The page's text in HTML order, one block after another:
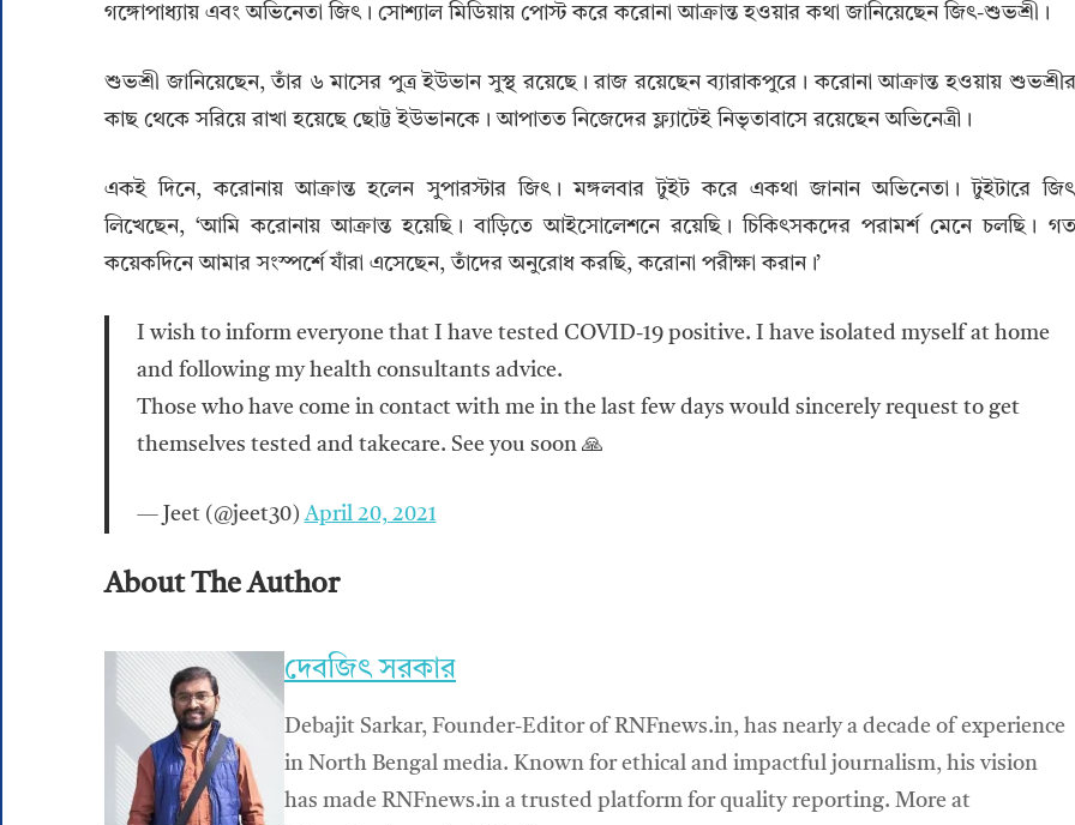
গঙ্গোপাধ্যায় এবং অভিনেতা জিৎ। সোশ্যাল মিডিয়ায় পোস্ট করে করোনা আক্রান্ত হওয়ার কথা জানিয়েছেন জিৎ-শুভশ্রী।
শুভশ্রী জানিয়েছেন, তাঁর ৬ মাসের পুত্র ইউভান সুস্থ রয়েছে। রাজ রয়েছেন ব্যারাকপুরে। করোনা আক্রান্ত হওয়ায় শুভশ্রীর
কাছ থেকে সরিয়ে রাখা হয়েছে ছোট্ট ইউভানকে। আপাতত নিজেদের ফ্ল্যাটেই নিভৃতাবাসে রয়েছেন অভিনেত্রী।
একই দিনে, করোনায় আক্রান্ত হলেন সুপারস্টার জিৎ। মঙ্গলবার টুইট করে একথা জানান অভিনেতা। টুইটারে জিৎ
লিখেছেন, ‘আমি করোনায় আক্রান্ত হয়েছি। বাড়িতে আইসোলেশনে রয়েছি। চিকিৎসকদের পরামর্শ মেনে চলছি। গত
কয়েকদিনে আমার সংস্পর্শে যাঁরা এসেছেন, তাঁদের অনুরোধ করছি, করোনা পরীক্ষা করান।’
I wish to inform everyone that I have tested COVID-19 positive. I have isolated myself at home
and following my health consultants advice.
Those who have come in contact with me in the last few days would sincerely request to get
themselves tested and takecare. See you soon 🙏
— Jeet (@jeet30)April 20, 2021
About The Author
দেবজিৎ সরকার
Debajit Sarkar, Founder-Editor of RNFnews.in, has nearly a decade of experience
in North Bengal media. Known for ethical and impactful journalism, his vision
has made RNFnews.in a trusted platform for quality reporting. More at